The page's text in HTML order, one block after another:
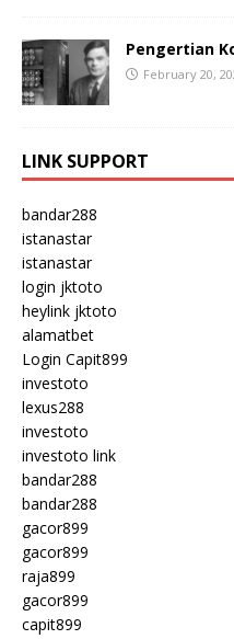
Pengertian
February 20,
LINK SUPPORT
bandar288
istanastar
istanastar
login jktoto
heylink jktoto
alamatbet
Login Capit899
investoto
lexus288
investoto
investoto link
bandar288
bandar288
gacor899
gacor899
raja899
gacor899
capit899